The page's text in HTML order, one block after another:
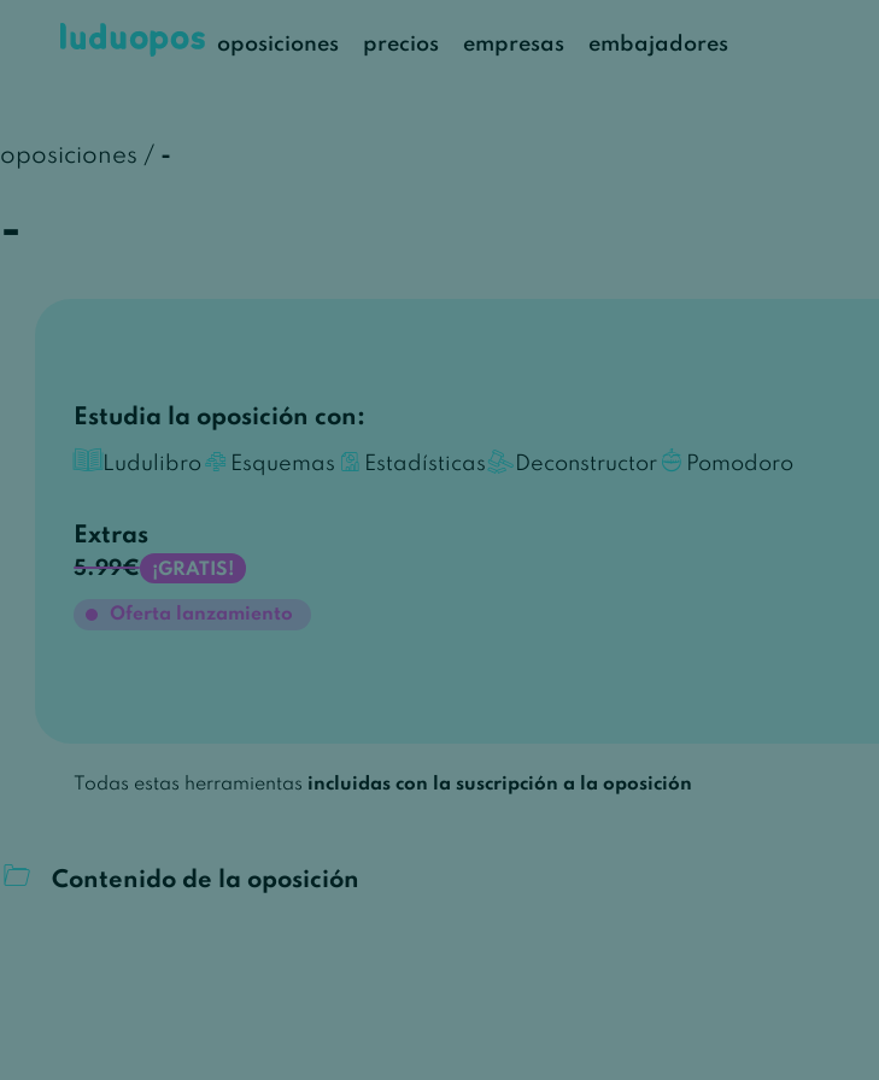
oposiciones precios empresas embajadores
oposiciones / -
-
Estudia la oposición con:
Ludulibro Esquemas Estadísticas Deconstructor Pomodoro
Extras
5.99€ ¡GRATIS!
Oferta lanzamiento
Todas estas herramientas incluidas con la suscripción a la oposición
Contenido de la oposición